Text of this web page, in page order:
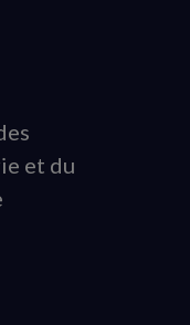
et du